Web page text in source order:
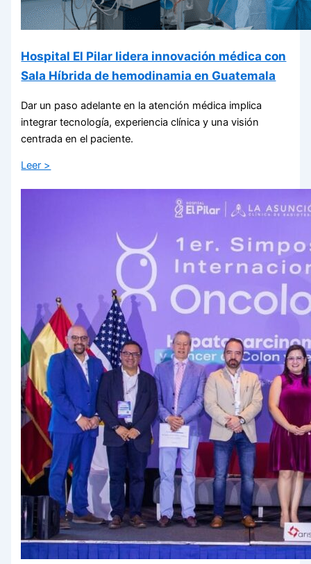
Hospital El Pilar lidera innovación médica con
Sala Híbrida de hemodinamia en Guatemala
Dar un paso adelante en la atención médica implica
integrar tecnología, experiencia clínica y una visión
centrada en el paciente.
Leer >